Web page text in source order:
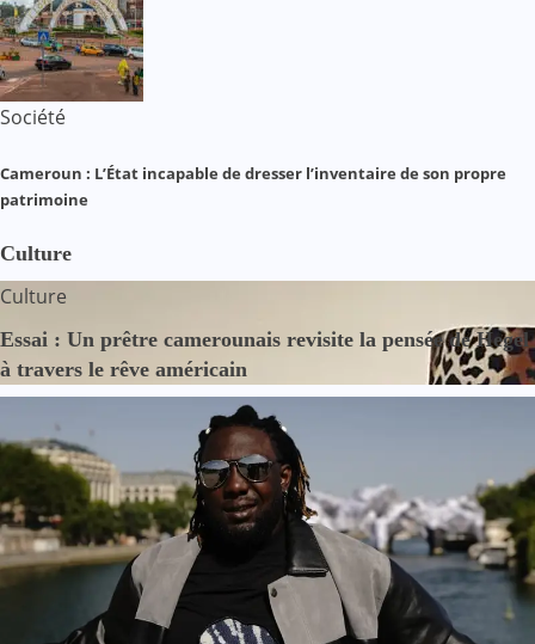
Société
Cameroun : L’État incapable de dresser l’inventaire de son propre
patrimoine
Culture
Culture
Essai : Un prêtre camerounais revisite la pensée de Hegel
à travers le rêve américain